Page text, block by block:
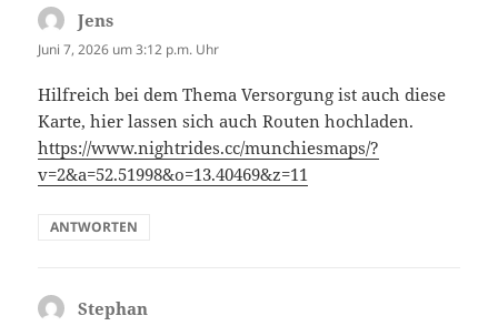
Jens
Juni 7, 2026 um 3:12 p.m. Uhr
Hilfreich bei dem Thema Versorgung ist auch diese
Karte, hier lassen sich auch Routen hochladen.
https://www.nightrides.cc/munchiesmaps/?
v=2&a=52.51998&o=13.40469&z=11
ANTWORTEN
Stephan